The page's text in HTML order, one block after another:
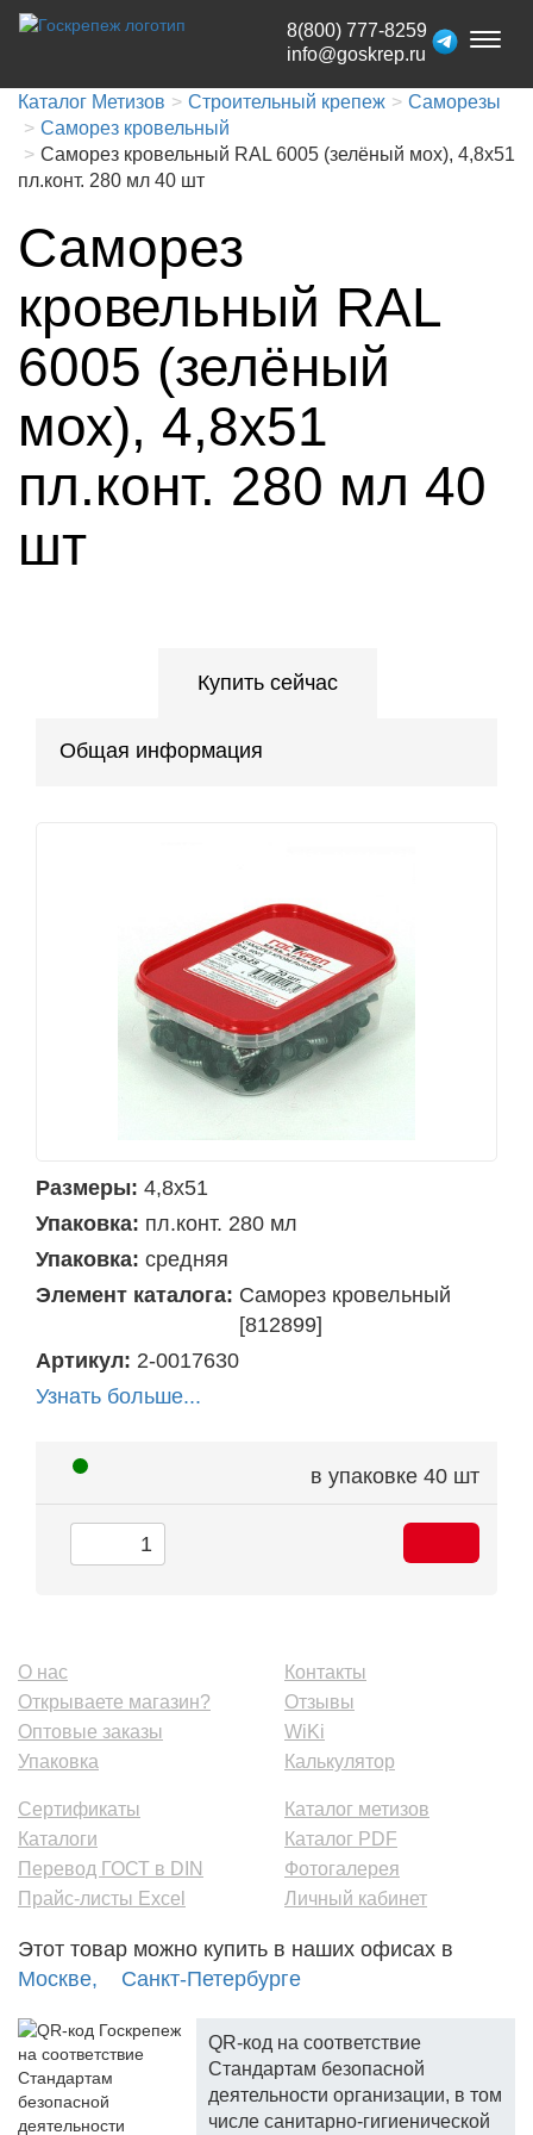
Toggle
8(800) 777-8259
info@goskrep.ru
Каталог Метизов Строительный крепеж
Саморезы
Саморез кровельный
Саморез кровельный RAL 6005 (зелёный мох), 4,8x51
пл.конт. 280 мл 40 шт
Саморез
кровельный RAL
6005 (зелёный
мох), 4,8x51
пл.конт. 280 мл 40
шт
Купить сейчас
Общая информация
Размеры: 4,8х51
Упаковка: пл.конт. 280 мл
Упаковка: средняя
Элемент каталога: Саморез кровельный
[812899]
Артикул: 2-0017630
Узнать больше...
в упаковке 40 шт
О нас
Открываете магазин?
Оптовые заказы
Упаковка
Контакты
Отзывы
WiKi
Калькулятор
Сертификаты
Каталоги
Перевод ГОСТ в DIN
Прайс-листы Excel
Каталог метизов
Каталог PDF
Фотогалерея
Личный кабинет
Этот товар можно купить в наших офисах в
Москве,
Санкт-Петербурге
QR-код на соответствие
Стандартам безопасной
деятельности организации, в том
числе санитарно-гигиенической